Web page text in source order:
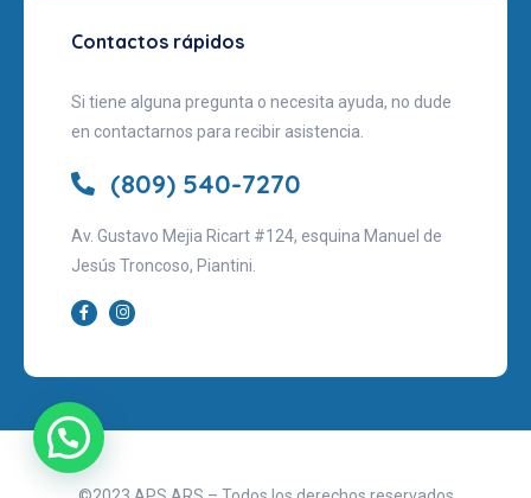
Contactos rápidos
Si tiene alguna pregunta o necesita ayuda, no dude
en contactarnos para recibir asistencia.
(809) 540-7270
Av. Gustavo Mejia Ricart #124, esquina Manuel de
Jesús Troncoso, Piantini.